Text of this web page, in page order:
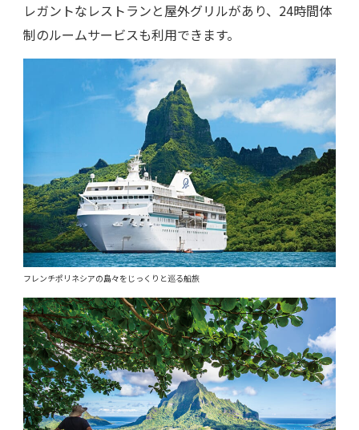
レガントなレストランと屋外グリルがあり、24時間体
制のルームサービスも利用できます。
フレンチポリネシアの島々をじっくりと巡る船旅